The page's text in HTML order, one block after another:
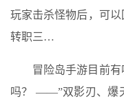
玩家击杀怪物后，可以
转职三…
冒险岛手游目前
吗？ ——”双影刃、爆